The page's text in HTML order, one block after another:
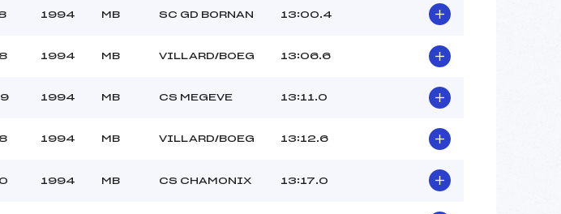
1994 MB SC GD BORNAN 13:00.4
1994 MB VILLARD/BOEG 13:06.6
1994 MB CS MEGEVE 13:11.0
1994 MB VILLARD/BOEG 13:12.6
1994 MB CS CHAMONIX 13:17.0